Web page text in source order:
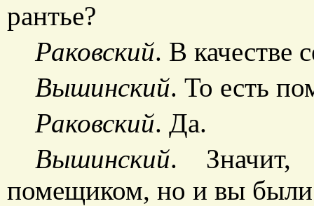
рантье?
Раковский. В качестве
Вышинский. То есть
Раковский. Да.
Вышинский.
помещиком, но и вы были